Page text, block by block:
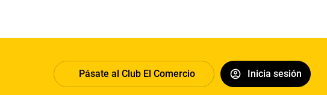
Pásate al Club El Comercio Inicia sesión